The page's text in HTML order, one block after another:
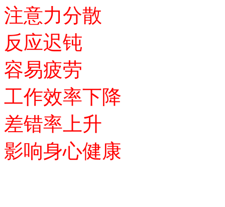
注意力分散
反应迟钝
容易疲劳
工作效率下降
差错率上升
影响身心健康